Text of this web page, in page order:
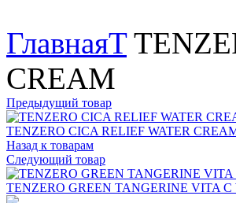
ГлавнаяT
CREAM
Предыдущий товар
TENZERO CICA RELIEF WATER
Назад к товарам
Следующий товар
TENZERO GREEN TANGERINE VITA C